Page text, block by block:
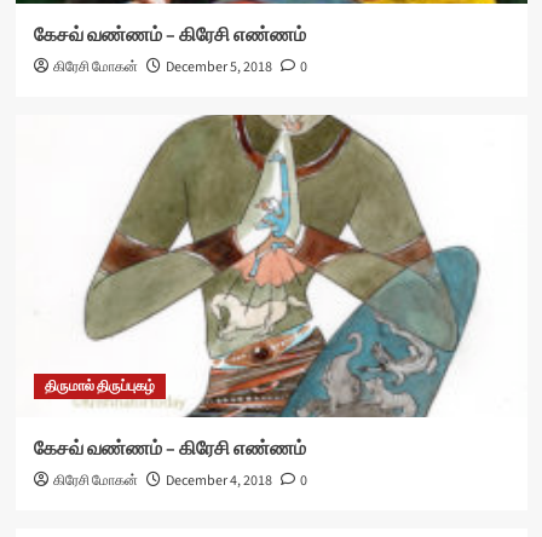
கேசவ் வண்ணம் – கிரேசி எண்ணம்
கிரேசி மோகன் December 5, 2018 0
திருமால் திருப்புகழ்
கேசவ் வண்ணம் – கிரேசி எண்ணம்
கிரேசி மோகன் December 4, 2018 0